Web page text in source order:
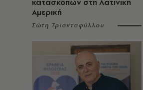
κατασκόπων στη Λατινική
Αμερική
Σώτη Τριανταφύλλου